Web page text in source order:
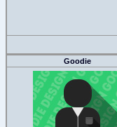
Goodie